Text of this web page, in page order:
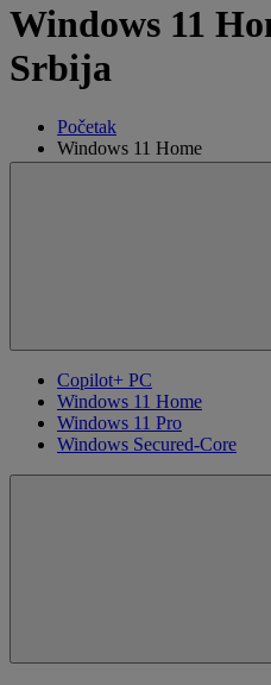
Windows 11
Srbija
Početak
Windows 11 Home
Copilot+ PC
Windows 11 Home
Windows 11 Pro
Windows Secured-Core